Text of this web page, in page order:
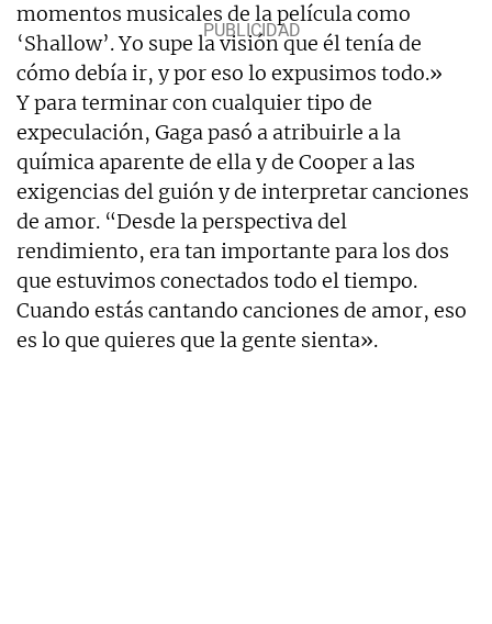
momentos musicales de la película como
‘Shallow’. Yo supe la visión que él tenía de
cómo debía ir, y por eso lo expusimos todo.»
Y para terminar con cualquier tipo de
expeculación, Gaga pasó a atribuirle a la
química aparente de ella y de Cooper a las
exigencias del guión y de interpretar canciones
de amor. “Desde la perspectiva del
rendimiento, era tan importante para los dos
que estuvimos conectados todo el tiempo.
Cuando estás cantando canciones de amor, eso
es lo que quieres que la gente sienta».